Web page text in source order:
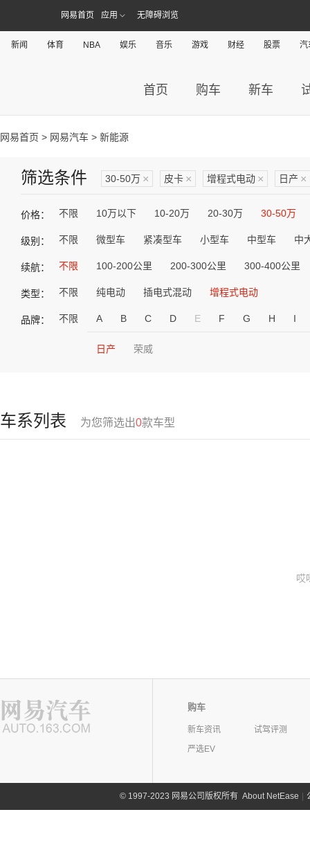
网易首页 应用 无障碍浏览
新闻 体育 NBA 娱乐 音乐 游戏 财经 股票 汽
首页 购车 新车
网易首页 > 网易汽车 > 新能源
筛选条件 30-50万 × 皮卡 × 增程式电动 × 日产 ×
价格： 不限 10万以下 10-20万 20-30万 30-50万
级别： 不限 微型车 紧凑型车 小型车 中型车 中
续航： 不限 100-200公里 200-300公里 300-400公里
类型： 不限 纯电动 插电式混动 增程式电动
品牌： 不限 A B C D E F G H I
日产 荣威
车系列表 为您筛选出0款车型
哎
购车
新车资讯
试驾评测
严选EV
©1997-2023 网易公司版权所有 About NetEase